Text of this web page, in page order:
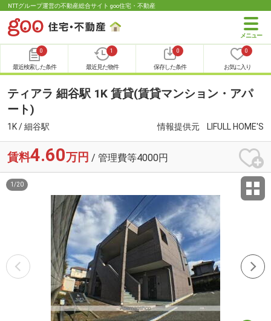
NTTグループ運営の不動産総合サイト goo住宅・不動産
0
最近検索した条件
1
最近見た物件
0
保存した条件
0
お気に入り
ティアラ 細谷駅 1K 賃貸(賃貸マンション・アパ
ート)
1K / 細谷駅 情報提供元 LIFULL HOME'S
賃料4.60万円 / 管理費等4000円
1 /20